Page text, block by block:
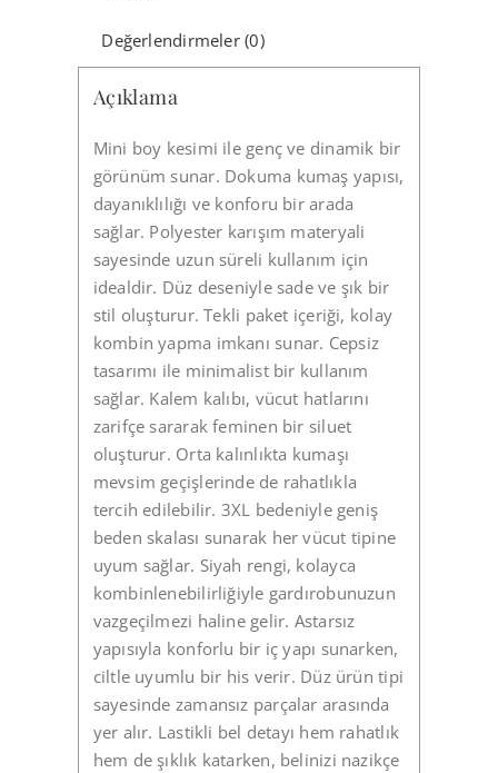
Değerlendirmeler (0)
Açıklama
Mini boy kesimi ile genç ve dinamik bir
görünüm sunar. Dokuma kumaş yapısı,
dayanıklılığı ve konforu bir arada
sağlar. Polyester karışım materyali
sayesinde uzun süreli kullanım için
idealdir. Düz deseniyle sade ve şık bir
stil oluşturur. Tekli paket içeriği, kolay
kombin yapma imkanı sunar. Cepsiz
tasarımı ile minimalist bir kullanım
sağlar. Kalem kalıbı, vücut hatlarını
zarifçe sararak feminen bir siluet
oluşturur. Orta kalınlıkta kumaşı
mevsim geçişlerinde de rahatlıkla
tercih edilebilir. 3XL bedeniyle geniş
beden skalası sunarak her vücut tipine
uyum sağlar. Siyah rengi, kolayca
kombinlenebilirliğiyle gardırobunuzun
vazgeçilmezi haline gelir. Astarsız
yapısıyla konforlu bir iç yapı sunarken,
ciltle uyumlu bir his verir. Düz ürün tipi
sayesinde zamansız parçalar arasında
yer alır. Lastikli bel detayı hem rahatlık
hem de şıklık katarken, belinizi nazikçe